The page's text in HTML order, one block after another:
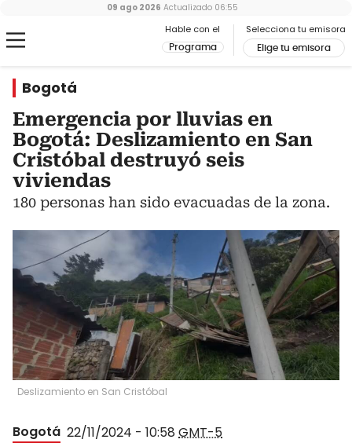
Hable con el
Programa
Selecciona tu emisora
Elige tu emisora
09 ago 2026 Actualizado 06:55
Bogotá
Emergencia por lluvias en
Bogotá: Deslizamiento en San
Cristóbal destruyó seis
viviendas
180 personas han sido evacuadas de la zona.
Deslizamiento en San Cristóbal
Bogotá 22/11/2024 - 10:58 GMT-5